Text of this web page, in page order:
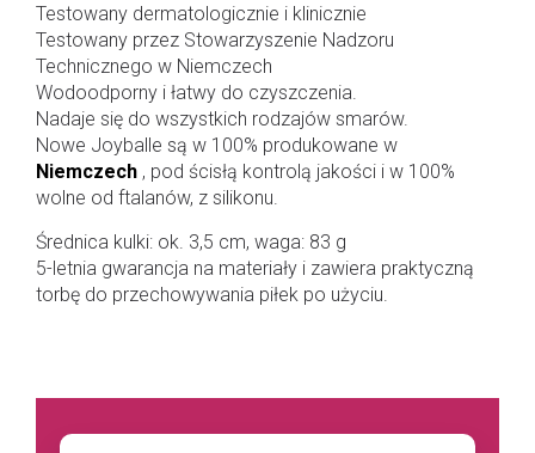
Testowany dermatologicznie i klinicznie
Testowany przez Stowarzyszenie Nadzoru
Technicznego w Niemczech
Wodoodporny i łatwy do czyszczenia.
Nadaje się do wszystkich rodzajów smarów.
Nowe Joyballe są w 100% produkowane w
Niemczech , pod ścisłą kontrolą jakości i w 100%
wolne od ftalanów, z silikonu.
Średnica kulki: ok. 3,5 cm, waga: 83 g
5-letnia gwarancja na materiały i zawiera praktyczną
torbę do przechowywania piłek po użyciu.